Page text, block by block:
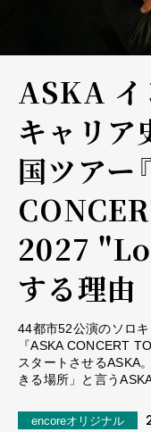
ASKA イ
キャリア
国ツアー
2027
する理由
44都市52公演のソロ
『ASKA CONCERT
スタートさせるASKA
きる場所」と言う
encoreオリジナル